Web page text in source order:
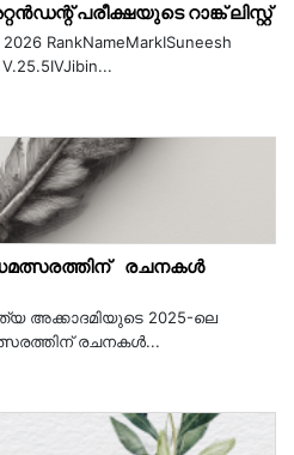
പരീക്ഷയുടെ റാങ്ക് ലിസ്റ്റ്
RankNameMarkISuneesh
രചനകൾ
2025-ലെ
രചനകൾ...